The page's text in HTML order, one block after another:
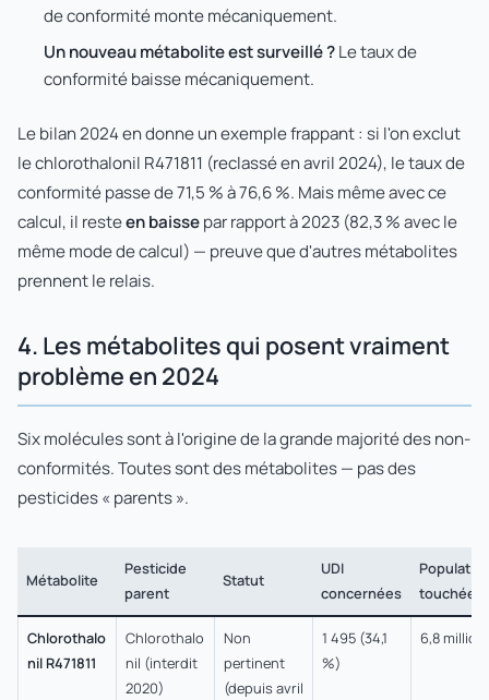
de conformité monte mécaniquement.
Un nouveau métabolite est surveillé ?Le taux de
conformité baisse mécaniquement.
Le bilan 2024 en donne un exemple frappant : si l'on exclut
le chlorothalonil R471811 (reclassé en avril 2024), le taux de
conformité passe de 71,5 % à 76,6 %. Mais même avec ce
calcul, il resteen baissepar rapport à 2023 (82,3 % avec le
même mode de calcul) — preuve que d'autres métabolites
prennent le relais.
4. Les métabolites qui posent vraiment
problème en 2024
Six molécules sont à l'origine de la grande majorité des non-
conformités. Toutes sont des métabolites — pas des
pesticides « parents ».
Métabolite
Pesticide
parent
Statut
UDI
concernées
touchée
Chlorothalo
nil R471811
Chlorothalo
nil (interdit
2020)
Non
pertinent
(depuis avril
1 495 (34,1
%)
6,8